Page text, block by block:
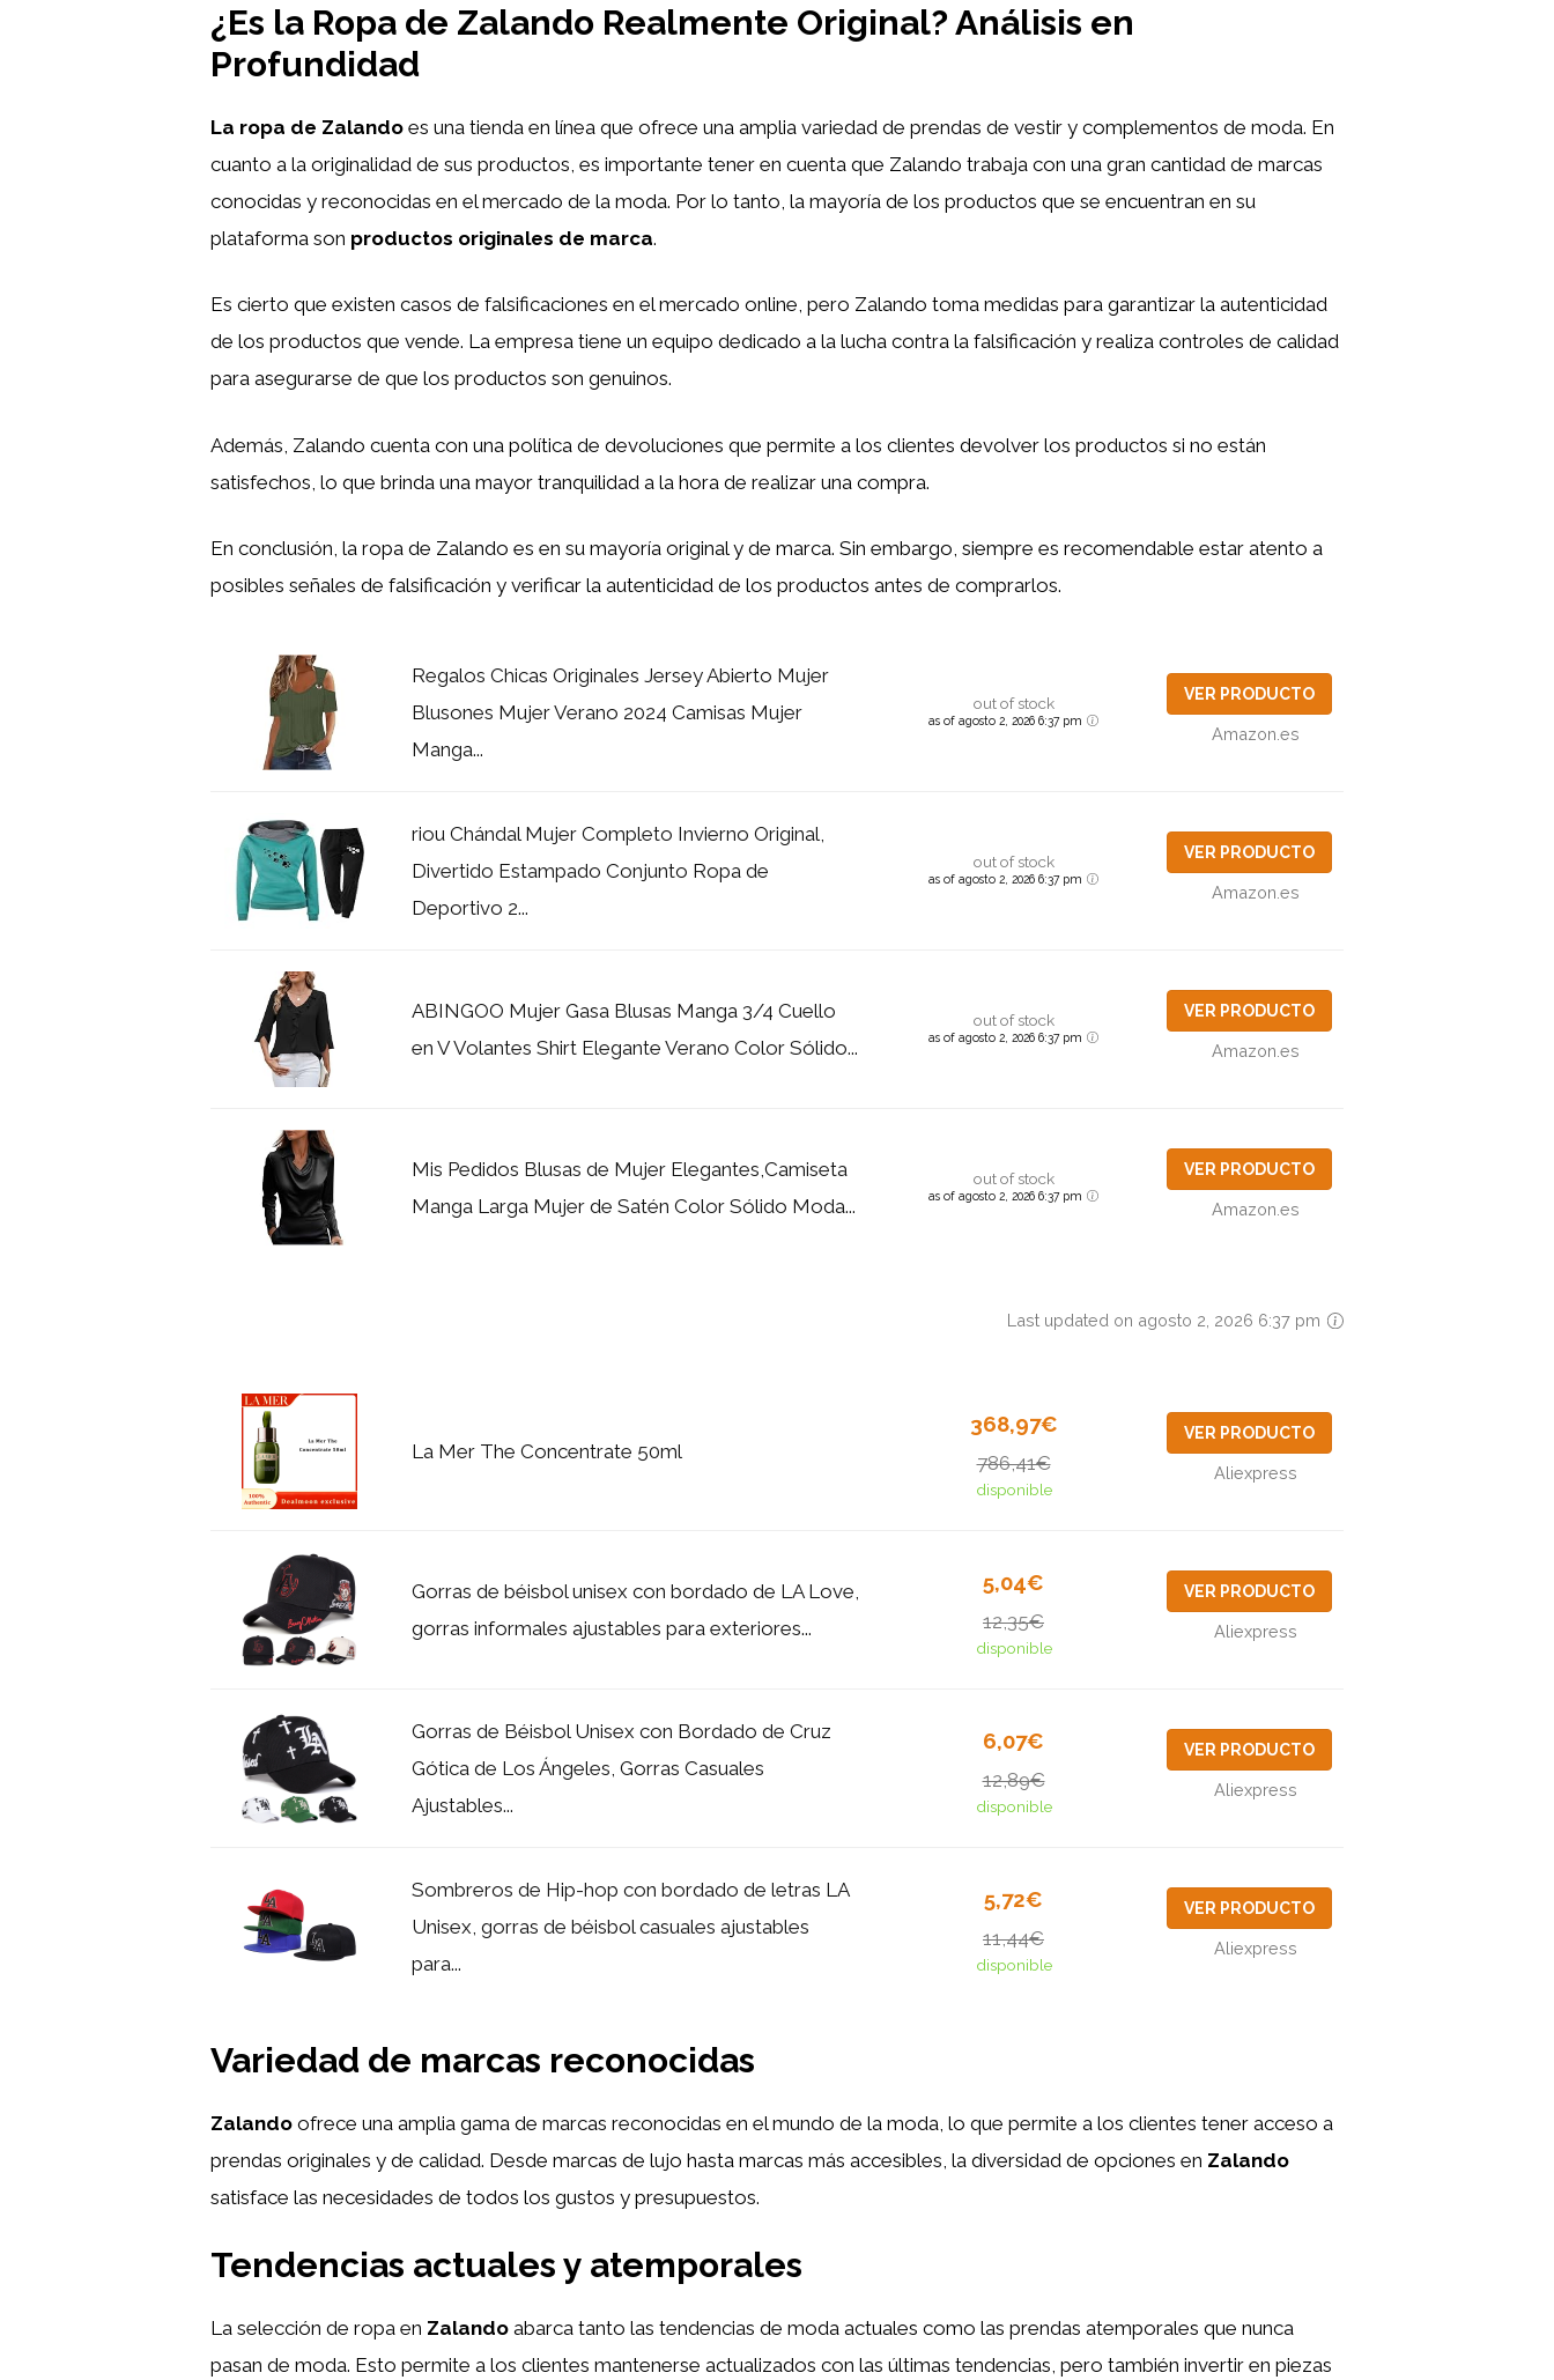
¿Es la Ropa de Zalando Realmente Original? Análisis en
Profundidad
La ropa de Zalando es una tienda en línea que ofrece una amplia variedad de prendas de vestir y complementos de moda. En
cuanto a la originalidad de sus productos, es importante tener en cuenta que Zalando trabaja con una gran cantidad de marcas
conocidas y reconocidas en el mercado de la moda. Por lo tanto, la mayoría de los productos que se encuentran en su
plataforma son productos originales de marca.
Es cierto que existen casos de falsificaciones en el mercado online, pero Zalando toma medidas para garantizar la autenticidad
de los productos que vende. La empresa tiene un equipo dedicado a la lucha contra la falsificación y realiza controles de calidad
para asegurarse de que los productos son genuinos.
Además, Zalando cuenta con una política de devoluciones que permite a los clientes devolver los productos si no están
satisfechos, lo que brinda una mayor tranquilidad a la hora de realizar una compra.
En conclusión, la ropa de Zalando es en su mayoría original y de marca. Sin embargo, siempre es recomendable estar atento a
posibles señales de falsificación y verificar la autenticidad de los productos antes de comprarlos.
Regalos Chicas Originales Jersey Abierto Mujer
Blusones Mujer Verano 2024 Camisas Mujer
Manga...
out of stock
as of agosto 2, 2026 6:37 pm
VER PRODUCTO
Amazon.es
riou Chándal Mujer Completo Invierno Original,
Divertido Estampado Conjunto Ropa de
Deportivo 2...
out of stock
as of agosto 2, 2026 6:37 pm
VER PRODUCTO
Amazon.es
ABINGOO Mujer Gasa Blusas Manga 3/4 Cuello
en V Volantes Shirt Elegante Verano Color Sólido...
out of stock
as of agosto 2, 2026 6:37 pm
VER PRODUCTO
Amazon.es
Mis Pedidos Blusas de Mujer Elegantes,Camiseta
Manga Larga Mujer de Satén Color Sólido Moda...
out of stock
as of agosto 2, 2026 6:37 pm
VER PRODUCTO
Amazon.es
Last updated on agosto 2, 2026 6:37 pm
La Mer The Concentrate 50ml
368,97€
786,41€
disponible
VER PRODUCTO
Aliexpress
Gorras de béisbol unisex con bordado de LA Love,
gorras informales ajustables para exteriores...
5,04€
12,35€
disponible
VER PRODUCTO
Aliexpress
Gorras de Béisbol Unisex con Bordado de Cruz
Gótica de Los Ángeles, Gorras Casuales
Ajustables...
6,07€
12,89€
disponible
VER PRODUCTO
Aliexpress
Sombreros de Hip-hop con bordado de letras LA
Unisex, gorras de béisbol casuales ajustables
para...
5,72€
11,44€
disponible
VER PRODUCTO
Aliexpress
Variedad de marcas reconocidas
Zalando ofrece una amplia gama de marcas reconocidas en el mundo de la moda, lo que permite a los clientes tener acceso a
prendas originales y de calidad. Desde marcas de lujo hasta marcas más accesibles, la diversidad de opciones en Zalando
satisface las necesidades de todos los gustos y presupuestos.
Tendencias actuales y atemporales
La selección de ropa en Zalando abarca tanto las tendencias de moda actuales como las prendas atemporales que nunca
pasan de moda. Esto permite a los clientes mantenerse actualizados con las últimas tendencias, pero también invertir en piezas